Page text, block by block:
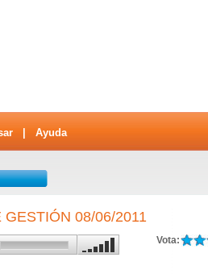
Ayuda
GESTIÓN 08/06/2011
Vota: